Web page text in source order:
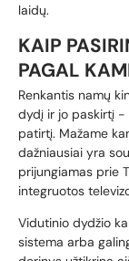
laidų.
KAIP
PAGAL
Renkantis namų
dydį ir jo paskirtį -
patirtį. Mažame
dažniausiai yra
prijungiamas prie
integruotos
Vidutinio dydžio
sistema arba